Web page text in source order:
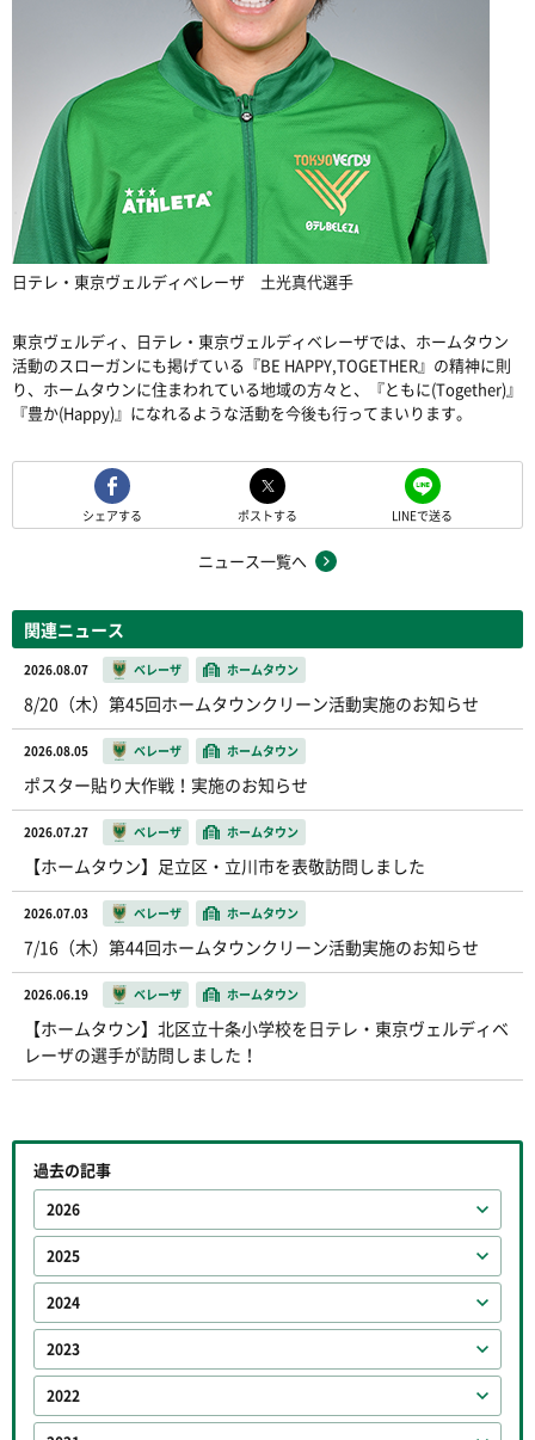
日テレ・東京ヴェルディベレーザ 土光真代選手
東京ヴェルディ、日テレ・東京ヴェルディベレーザでは、ホームタウン
活動のスローガンにも掲げている『BE HAPPY,TOGETHER』の精神に則
り、ホームタウンに住まわれている地域の方々と、『ともに(Together)』
『豊か(Happy)』になれるような活動を今後も行ってまいります。
シェアする ポストする LINEで送る
ニュース一覧へ
関連ニュース
2026.08.07 ベレーザ ホームタウン
8/20（木）第45回ホームタウンクリーン活動実施のお知らせ
2026.08.05 ベレーザ ホームタウン
ポスター貼り大作戦！実施のお知らせ
2026.07.27 ベレーザ ホームタウン
【ホームタウン】足立区・立川市を表敬訪問しました
2026.07.03 ベレーザ ホームタウン
7/16（木）第44回ホームタウンクリーン活動実施のお知らせ
2026.06.19 ベレーザ ホームタウン
【ホームタウン】北区立十条小学校を日テレ・東京ヴェルディベ
レーザの選手が訪問しました！
過去の記事
2026
2025
2024
2023
2022